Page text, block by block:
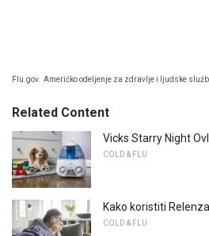
Flu.gov. Američko odeljenje za zdravlje i ljudske
Related Content
Vicks Starry Night
COLD & FLU
Kako koristiti
COLD & FLU